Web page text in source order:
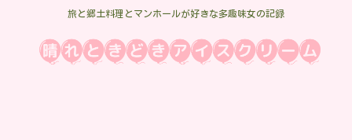
旅と郷土料理とマンホールが好きな多趣味女の記録